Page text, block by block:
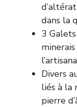
dans la
3
Divers
liés à la
pierre